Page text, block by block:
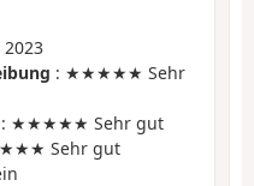
2023
: ★★★★★ Sehr
: ★★★★★ Sehr gut
Sehr gut